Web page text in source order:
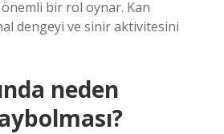
bir rol oynar. Kan
dengeyi ve sinir aktivitesini
neden